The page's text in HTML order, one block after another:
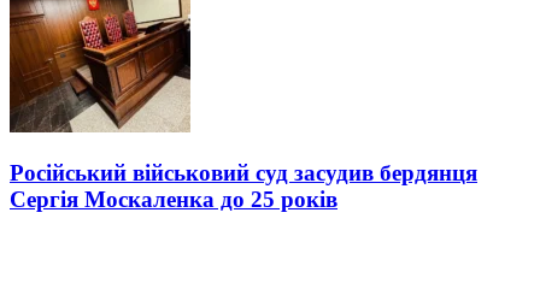
Російський військовий суд засудив бердянця
Сергія Москаленка до 25 років